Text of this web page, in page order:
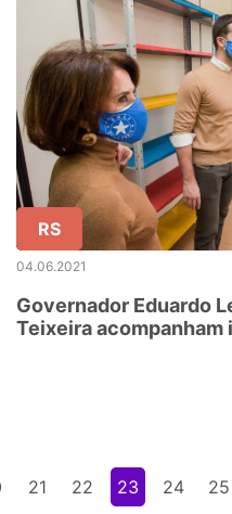
RS
04.06.2021
Governador Eduardo
Teixeira
21 22 23 24 25